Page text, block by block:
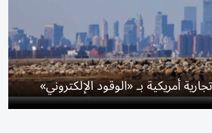
أمريكية بـ «الوقود الإلكتروني»